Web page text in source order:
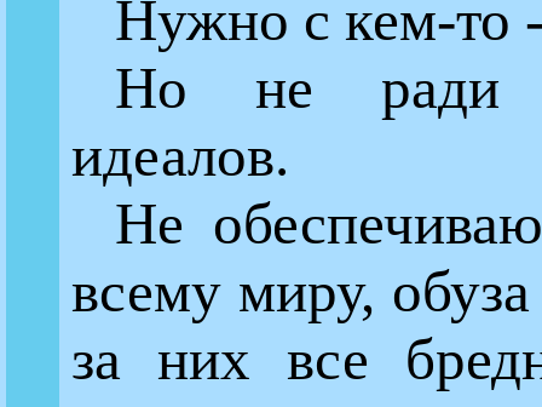
Нужно с кем-то
Но не ради
идеалов.
Не
всему миру,
за них все